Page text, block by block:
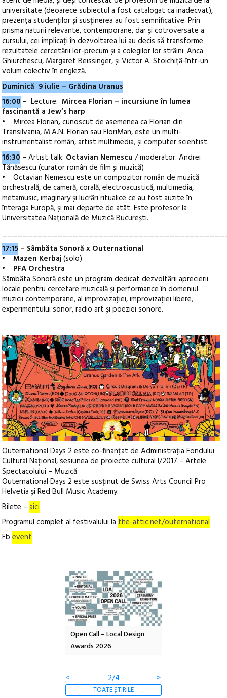
universitate (deoarece subiectul a fost catalogat ca inadecvat),
prezența studenților și susținerea au fost semnificative. Prin
prisma naturii relevante, contemporane, dar și cotroversate a
cursului, cei implicați în dezvoltarea lui au decis să transforme
rezultatele cercetării lor-precum și a colegilor lor străini: Anca
Ghiurchescu, Margaret Beissinger, și Victor A. Stoichiță-într-un
volum colectiv în engleză.
Duminică 9 iulie – Grădina Uranus
16:00 – Lecture: Mircea Florian – incursiune în lumea
fascinantă a Jew’s harp
• Mircea Florian,cunoscut de asemenea ca Florian din
Transilvania, M.A.N. Florian sau FloriMan, este un multi-
instrumentalist român, artist multimedia, și computer scientist.
16:30 – Artist talk: Octavian Nemescu/ moderator: Andrei
Tănăsescu (curator român de film și muzică)
• Octavian Nemescu este un compozitor român de muzică
orchestrală, de cameră, corală, electroacustică, multimedia,
metamusic, imaginary și lucrări ritualice ce au fost auzite în
înteraga Europă, și mai departe de atât. Este profesor la
Universitatea Națională de Muzică București.
17:15 – Sâmbăta Sonoră x Outernational
•Mazen Kerbaj (solo)
• PFA Orchestra
Sâmbăta Sonoră este un program dedicat dezvoltării aprecierii
locale pentru cercetare muzicală și performance în domeniul
muzicii contemporane, al improvizației, improvizației libere,
experimentului sonor, radio art și poeziei sonore.
Outernational Days 2 este co-finanțat de Administrația Fondului
Cultural Național, sesiunea de proiecte cultural I/2017 – Artele
Spectacolului – Muzică.
Outernational Days 2 este susținut de Swiss Arts Council Pro
Helvetia și Red Bull Music Academy.
Bilete –aici
Programul complet al festivalului lathe-attic.net/outernational
Fbevent
Open Call – Local Design
Awards 2026
<
2/4 >
TOATE ȘTIRILE